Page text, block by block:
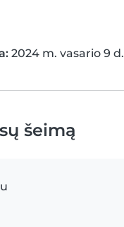
2024 m. vasario 9 d.
šeimą